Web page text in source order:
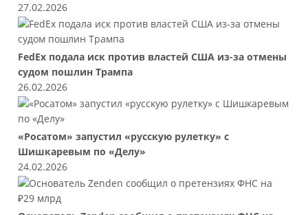
27.02.2026
FedEx подала иск против властей США из-за отмены
судом пошлин Трампа
26.02.2026
«Росатом» запустил «русскую рулетку» с
Шишкаревым по «Делу»
24.02.2026